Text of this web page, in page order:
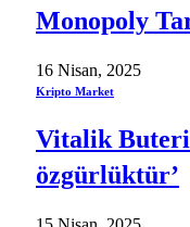
Monopoly
16 Nisan, 2025
Kripto Market
Vitalik
özgürlüktür’